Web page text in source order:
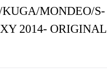
MONDEO/S-
2014- ORIGINAL